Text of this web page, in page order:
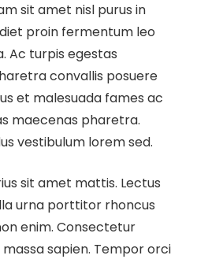
sit amet nisl purus in
proin fermentum leo
Ac turpis egestas
convallis posuere
et malesuada fames ac
maecenas pharetra.
vestibulum lorem sed.
sit amet mattis. Lectus
urna porttitor rhoncus
enim. Consectetur
sapien. Tempor orci
Our Services
Contact Us